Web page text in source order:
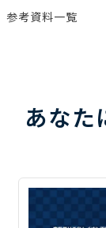
参考資料一覧
あなた